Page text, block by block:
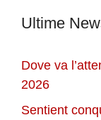
Ultime
Dove va
2026
Sentient